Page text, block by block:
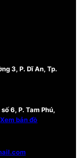
3, P. Dĩ An, Tp.
6, P. Tam Phú,
Xem bản đồ